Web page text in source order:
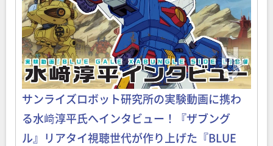
サンライズロボット研究所の実験動画に携わ
る水﨑淳平氏へインタビュー！『ザブング
ル』リアタイ視聴世代が作り上げた『BLUE